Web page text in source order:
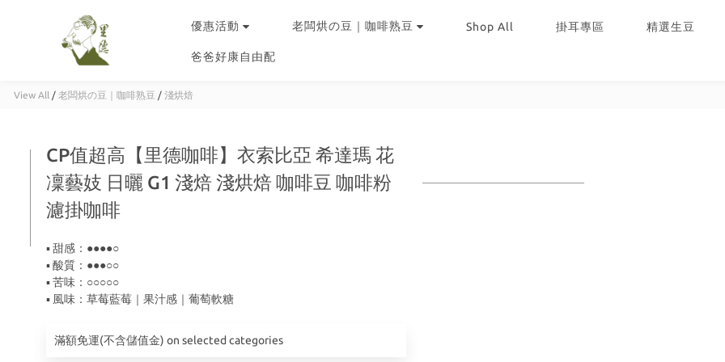
優惠活動 老闆烘の豆｜咖啡熟豆 Shop All 掛耳專區 精選生豆
爸爸好康自由配
View All / 老闆烘の豆｜咖啡熟豆 / 淺烘焙
CP值超高【里德咖啡】衣索比亞 希達瑪 花
凜藝妓 日曬 G1 淺焙 淺烘焙 咖啡豆 咖啡粉
濾掛咖啡
▪ 甜感：●●●●○
▪ 酸質：●●●○○
▪ 苦味：○○○○○
▪ 風味：草莓藍莓｜果汁感｜葡萄軟糖
滿額免運(不含儲值金) on selected categories